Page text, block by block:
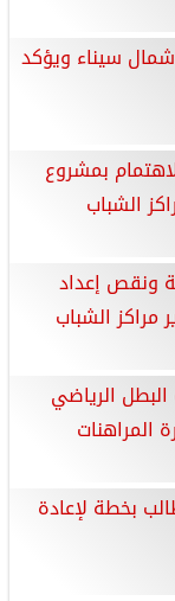
سيناء ويؤكد
بمشروع
الشباب
ونقص إعداد
مراكز الشباب
الرياضي
المراهنات
بخطة لإعادة